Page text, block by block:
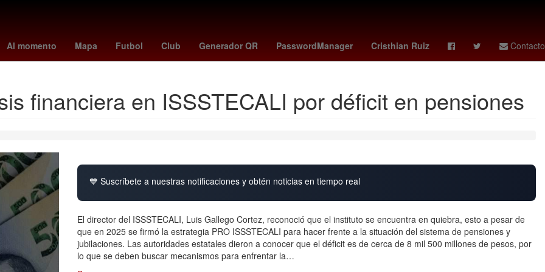
Al momento Mapa Futbol Club Generador QR PasswordManager Cristhian Ruiz Contacto
braves Juegos Centroamericanos y del Caribe Detroit Pistons Star Wars Cartagena de Indias Venezolanos América
financiera en ISSSTECALI por déficit en pensiones
💙 Suscríbete a nuestras notificaciones y obtén noticias en tiempo real
El director del ISSSTECALI, Luis Gallego Cortez, reconoció que el instituto se encuentra en quiebra, esto a pesar de
que en 2025 se firmó la estrategia PRO ISSSTECALI para hacer frente a la situación del sistema de pensiones y
jubilaciones. Las autoridades estatales dieron a conocer que el déficit es de cerca de 8 mil 500 millones de pesos, por
lo que se deben buscar mecanismos para enfrentar la…